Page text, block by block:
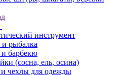
инструмент
и рыбалка
и барбекю
(сосна, ель, осина)
чехлы для одежды